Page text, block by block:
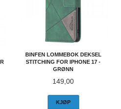
BINFEN LOMMEBOK DEKSEL
STITCHING FOR IPHONE 17 -
GRØNN
Pris
149,00
KJØP